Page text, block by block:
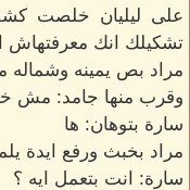
على ليليان خلصت
تشكيلك انك معرفتهاش
مراد بص يمينه وشماله
وقرب منها جامد: مش
سارة بتوهان: ها
مراد بخبث ورفع ايدة
سارة: انت بتعمل ايه ؟